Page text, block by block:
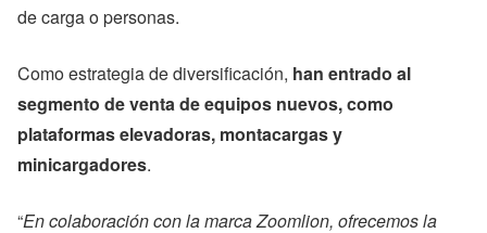
de carga o personas.
Como estrategia de diversificación, han entrado al
segmento de venta de equipos nuevos, como
plataformas elevadoras, montacargas y
minicargadores.
“En colaboración con la marca Zoomlion, ofrecemos la